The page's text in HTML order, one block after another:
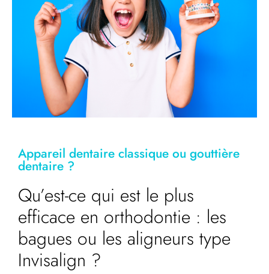
Appareil dentaire classique ou gouttière
dentaire ?
Qu’est-ce qui est le plus
efficace en orthodontie : les
bagues ou les aligneurs type
Invisalign ?